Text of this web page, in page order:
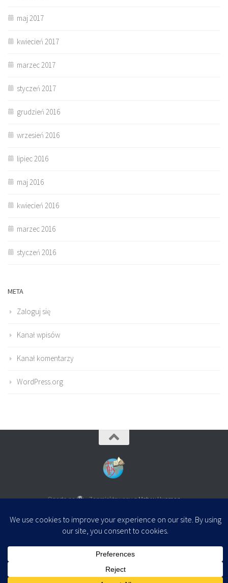
maj 2017
kwiecień 2017
marzec 2017
styczeń 2017
grudzień 2016
wrzesień 2016
lipiec 2016
maj 2016
kwiecień 2016
marzec 2016
styczeń 2016
META
Zaloguj się
Kanał wpisów
Kanał komentarzy
WordPress.org
Oparte na - Zaprojektowany zMotyw Hueman